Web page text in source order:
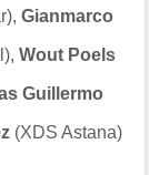
Gianmarco
Wout Poels
Guillermo
(XDS Astana)